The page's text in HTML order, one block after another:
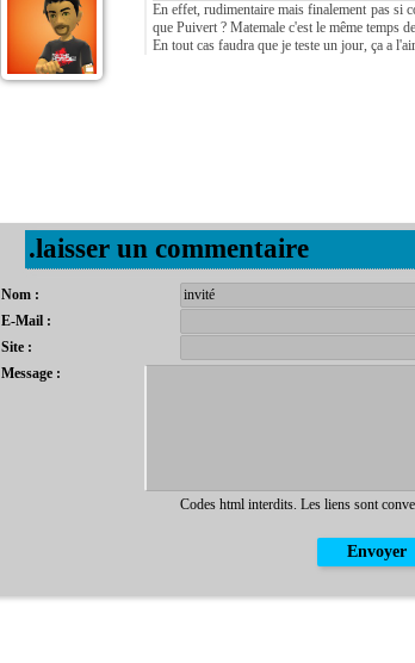
En effet, rudimentaire mais finalement pas si
que Puivert ? Matemale c'est le même temps
En tout cas faudra que je teste un jour, ça a
.laisser un commentaire
Nom :
E-Mail :
Site :
Message :
Codes html interdits. Les liens sont